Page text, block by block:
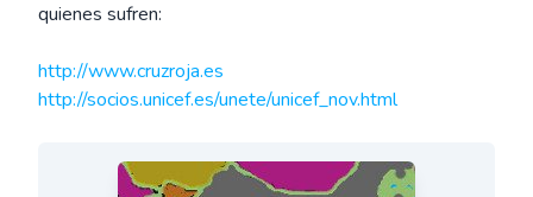
quienes sufren:
http://www.cruzroja.es
http://socios.unicef.es/unete/unicef_nov.html